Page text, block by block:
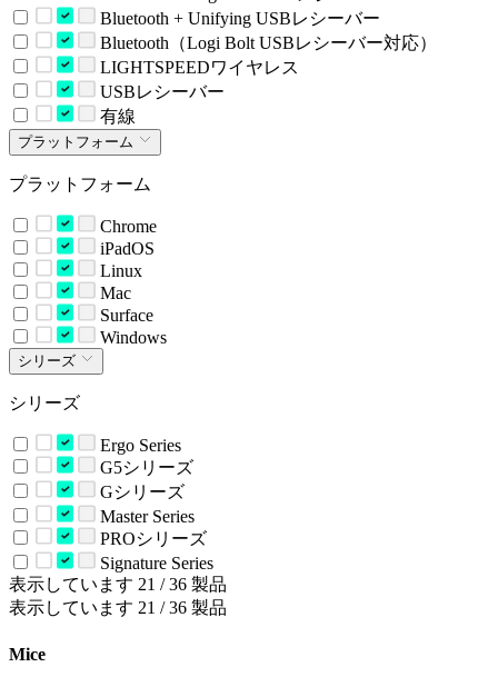
Bluetooth + Unifying USBレシーバー
Bluetooth（Logi Bolt USBレシーバー対応）
LIGHTSPEEDワイヤレス
USBレシーバー
有線
プラットフォーム
プラットフォーム
Chrome
iPadOS
Linux
Mac
Surface
Windows
シリーズ
シリーズ
Ergo Series
G5シリーズ
Gシリーズ
Master Series
PROシリーズ
Signature Series
表示しています 21 / 36 製品
表示しています 21 / 36 製品
Mice